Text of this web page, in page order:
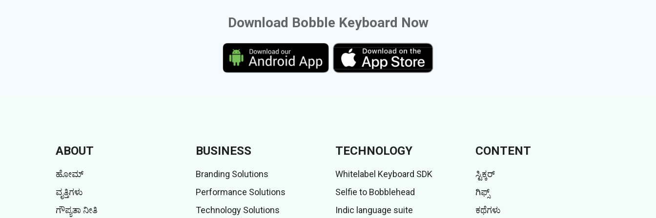
Download Bobble Keyboard Now
ABOUT
ಹೋಮ್
ವೃತ್ತಿಗಳು
ಗೌಪ್ಯತಾ ನೀತಿ
BUSINESS
Branding Solutions
Performance Solutions
Technology Solutions
TECHNOLOGY
Whitelabel Keyboard SDK
Selfie to Bobblehead
Indic language suite
CONTENT
ಸ್ಟಿಕ್ಕರ್
ಗಿಫ್ಸ್
ಕಥೆಗಳು